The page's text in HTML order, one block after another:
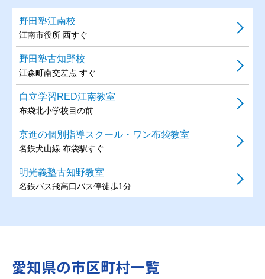
野田塾江南校
江南市役所 西すぐ
野田塾古知野校
江森町南交差点 すぐ
自立学習RED江南教室
布袋北小学校目の前
京進の個別指導スクール・ワン布袋教室
名鉄犬山線 布袋駅すぐ
明光義塾古知野教室
名鉄バス飛高口バス停徒歩1分
名鉄犬山線江南駅より南徒歩10分
名鉄犬山線 江南駅 徒歩13分
愛知県の市区町村一覧